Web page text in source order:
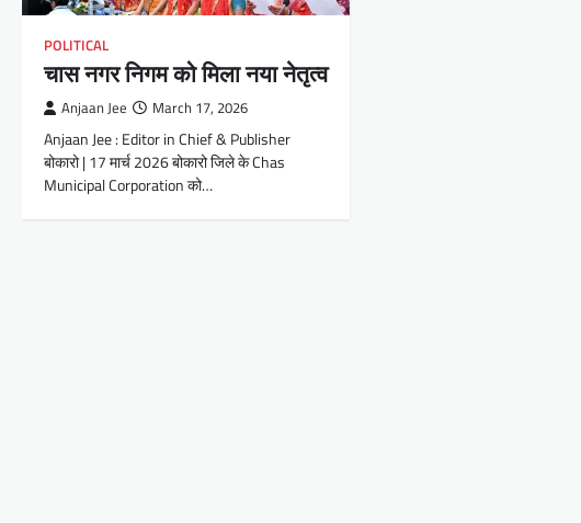
POLITICAL
चास नगर निगम को मिला नया नेतृत्व
Anjaan Jee March 17, 2026
Anjaan Jee : Editor in Chief & Publisher
बोकारो | 17 मार्च 2026 बोकारो जिले के Chas
Municipal Corporation को…